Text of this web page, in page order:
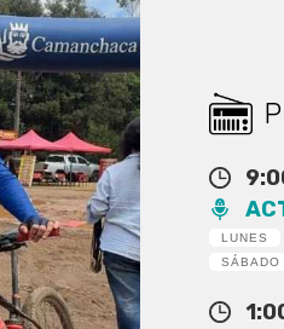
LUNES
SÁBADO